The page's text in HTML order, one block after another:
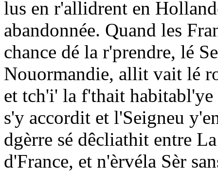
lus en r'allidrent en
abandonnée. Quand les
chance dé la r'prendre, lé
Nouormandie, allit vait lé
et tch'i' la f'thait habitabl'ye
s'y accordit et l'Seigneu
dgèrre sé dêcliathit entre
d'France, et n'èrvéla Sèr